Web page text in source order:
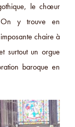
le chœur
On y trouve en
chaire à
surtout un orgue
baroque en